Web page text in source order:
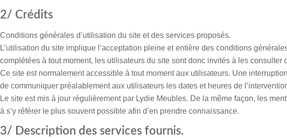
2/ Crédits
Conditions générales d’utilisation du site et des services proposés.
L’utilisation du site implique l’acceptation pleine et entière des conditions
complétées à tout moment, les utilisateurs du site sont donc invités à les consulter
Ce site est normalement accessible à tout moment aux utilisateurs. Une
de communiquer préalablement aux utilisateurs les dates et heures de
Le site est mis à jour régulièrement par Lydie Meubles. De la même façon, les
à s’y référer le plus souvent possible afin d’en prendre connaissance.
3/ Description des services fournis.